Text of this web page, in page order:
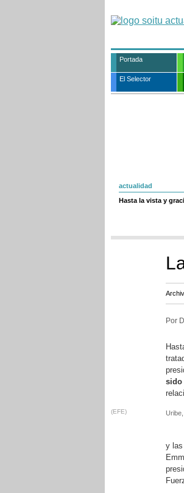
Portada
El Selector
actualidad
Hasta la vista y
Por
sido
(EFE)
y las